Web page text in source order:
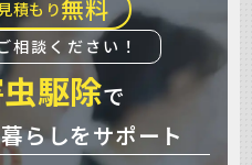
積もり無料
相談ください！
駆除で
らしをサポート